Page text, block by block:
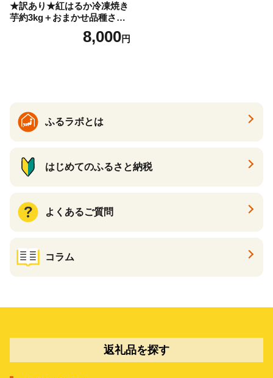
★訳あり★紅はるか冷凍焼き
芋約3kg＋おまかせ品種さつ
まいも 合計約3.2kg｜さつ
まいも サツマイモ さつま芋
8,000円
ふるラボとは
はじめてのふるさと納税
よくあるご質問
コラム
返礼品を探す